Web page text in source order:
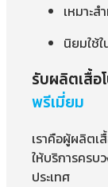
เหมาะ
นิยมใช้
รับผลิตเสื้อ
พรีเมี่ยม
เราคือผู้ผลิตเ
ให้บริการครบ
ประเทศ